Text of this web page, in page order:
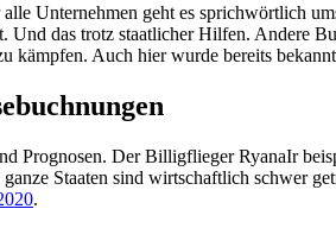
Unternehmen geht es sprichwörtlich
Und das trotz staatlicher Hilfen. Andere
Auch hier wurde bereits
Prognosen. Der Billigflieger RyanaIr
Staaten sind wirtschaftlich schwer
.